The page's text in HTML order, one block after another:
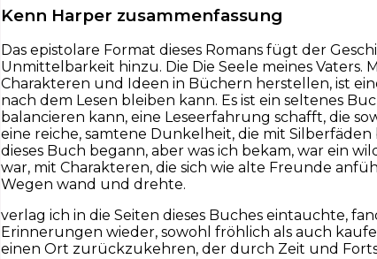
Kenn Harper zusammenfassung
Das epistolare Format dieses Romans fügt der
Unmittelbarkeit hinzu. Die Die Seele meines Vaters.
Charakteren und Ideen in Büchern herstellen, ist
nach dem Lesen bleiben kann. Es ist ein seltenes
balancieren kann, eine Leseerfahrung schafft, die
eine reiche, samtene Dunkelheit, die mit
dieses Buch begann, aber was ich bekam, war ein
war, mit Charakteren, die sich wie alte Freunde
Wegen wand und drehte.
verlag ich in die Seiten dieses Buches eintauchte,
Erinnerungen wieder, sowohl fröhlich als auch
einen Ort zurückzukehren, der durch Zeit und